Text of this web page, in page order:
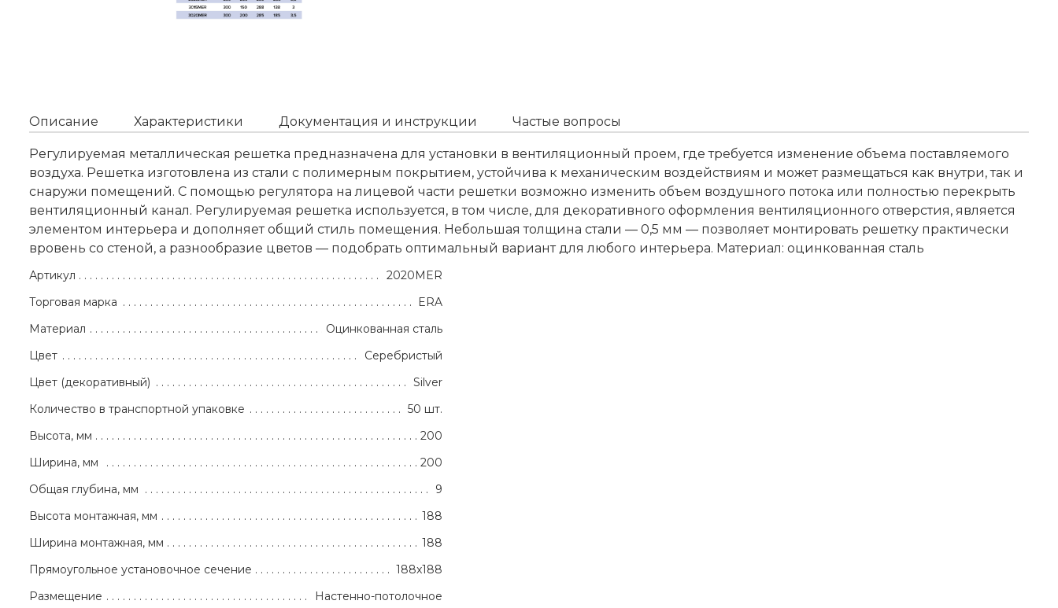
Описание Характеристики Документация и инструкции Частые вопросы
Регулируемая металлическая решетка предназначена для установки в вентиляционный проем, где требуется изменение объема поставляемого
воздуха. Решетка изготовлена из стали с полимерным покрытием, устойчива к механическим воздействиям и может размещаться как внутри, так и
снаружи помещений. С помощью регулятора на лицевой части решетки возможно изменить объем воздушного потока или полностью перекрыть
вентиляционный канал. Регулируемая решетка используется, в том числе, для декоративного оформления вентиляционного отверстия, является
элементом интерьера и дополняет общий стиль помещения. Небольшая толщина стали — 0,5 мм — позволяет монтировать решетку практически
вровень со стеной, а разнообразие цветов — подобрать оптимальный вариант для любого интерьера. Материал: оцинкованная сталь
Артикул
2020MER
Торговая марка
ERA
Материал
Оцинкованная сталь
Цвет
Серебристый
Цвет (декоративный)
Silver
Количество в транспортной упаковке
50 шт.
Высота, мм
200
Ширина, мм
200
Общая глубина, мм
9
Высота монтажная, мм
188
Ширина монтажная, мм
188
Прямоугольное установочное сечение
188x188
Размещение
Настенно-потолочное